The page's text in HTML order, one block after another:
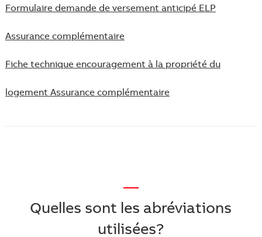
Formulaire demande de versement anticipé ELP
Assurance complémentaire
Fiche technique encouragement à la propriété du
logement Assurance complémentaire
—
Quelles sont les abréviations
utilisées?